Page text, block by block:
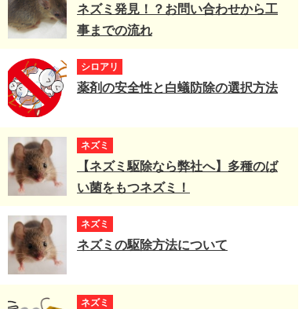
ネズミ発見！？お問い合わせから工
事までの流れ
シロアリ
薬剤の安全性と白蟻防除の選択方法
ネズミ
【ネズミ駆除なら弊社へ】多種のば
い菌をもつネズミ！
ネズミ
ネズミの駆除方法について
ネズミ